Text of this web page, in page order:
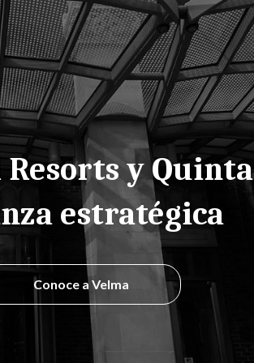
y Quinta
estratégica
Conoce a Velma